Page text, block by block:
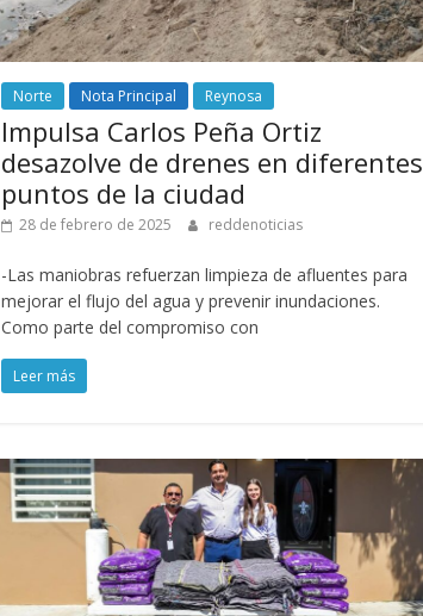
Norte Nota Principal Reynosa
Impulsa Carlos Peña Ortiz
desazolve de drenes en diferentes
puntos de la ciudad
28 de febrero de 2025 reddenoticias
-Las maniobras refuerzan limpieza de afluentes para
mejorar el flujo del agua y prevenir inundaciones.
Como parte del compromiso con
Leer más